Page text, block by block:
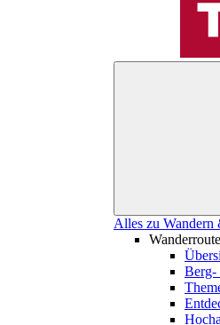
Alles zu Wandern
Berg-